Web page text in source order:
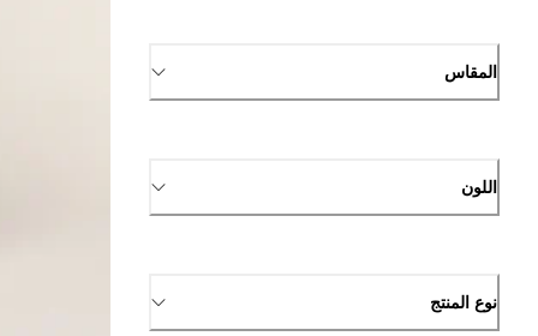
المقاس
اللون
نوع المنتج